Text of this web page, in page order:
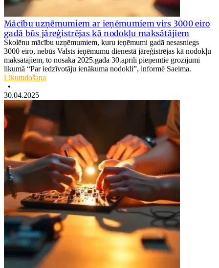
Mācību uzņēmumiem ar ieņēmumiem virs 3000 eiro
gadā būs jāreģistrējas kā nodokļu maksātājiem
Skolēnu mācību uzņēmumiem, kuru ieņēmumi gadā nesasniegs
3000 eiro, nebūs Valsts ieņēmumu dienestā jāreģistrējas kā nodokļu
maksātājiem, to nosaka 2025.gada 30.aprīlī pieņemtie grozījumi
likumā “Par iedzīvotāju ienākuma nodokli”, informē Saeima.
Likumdošana
•
30.04.2025